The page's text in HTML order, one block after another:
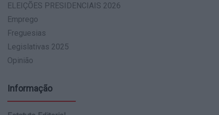
ELEIÇÕES PRESIDENCIAIS 2026
Emprego
Freguesias
Legislativas 2025
Opinião
Informação